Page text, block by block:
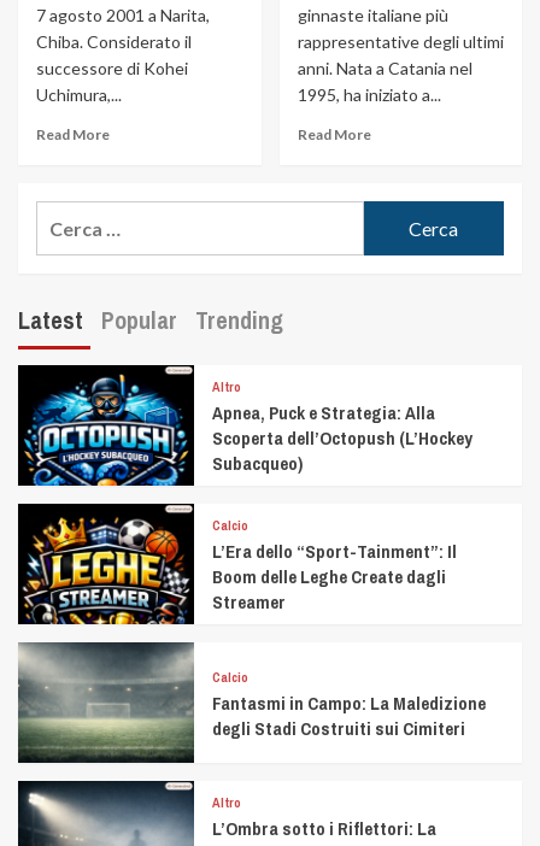
7 agosto 2001 a Narita,
Chiba. Considerato il
successore di Kohei
Uchimura,...
Read More
ginnaste italiane più
rappresentative degli ultimi
anni. Nata a Catania nel
1995, ha iniziato a...
Read More
Latest Popular Trending
Altro
Apnea, Puck e Strategia: Alla
Scoperta dell’Octopush (L’Hockey
Subacqueo)
Calcio
L’Era dello “Sport-Tainment”: Il
Boom delle Leghe Create dagli
Streamer
Calcio
Fantasmi in Campo: La Maledizione
degli Stadi Costruiti sui Cimiteri
Altro
L’Ombra sotto i Riflettori: La